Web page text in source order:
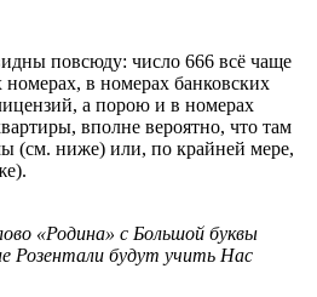
повсюду: число 666 всё чаще
номерах, в номерах банковских
а порою и в номерах
вполне вероятно, что там
(см. ниже) или, по крайней мере,
«Родина» с Большой буквы
Розентали будут учить Нас